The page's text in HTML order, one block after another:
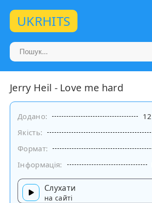
UKRHITS
Jerry Heil - Love me hard
Додано:
Якість:
Формат:
Інформація:
Слухати
на сайті